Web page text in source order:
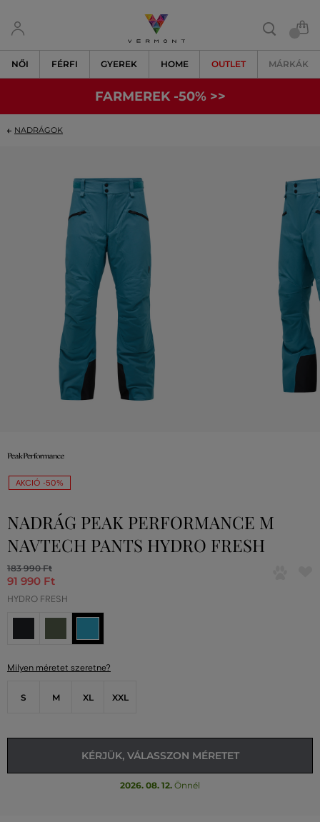
NŐI FÉRFI GYEREK HOME OUTLET MÁRKÁK
FARMEREK -50% >>
NADRÁGOK
AKCIÓ -50%
NADRÁG PEAK PERFORMANCE M
NAVTECH PANTS HYDRO FRESH
183 990 Ft
91 990 Ft
HYDRO FRESH
Milyen méretet szeretne?
S M XL XXL
KÉRJÜK, VÁLASSZON MÉRETET
2026. 08. 12. Önnél